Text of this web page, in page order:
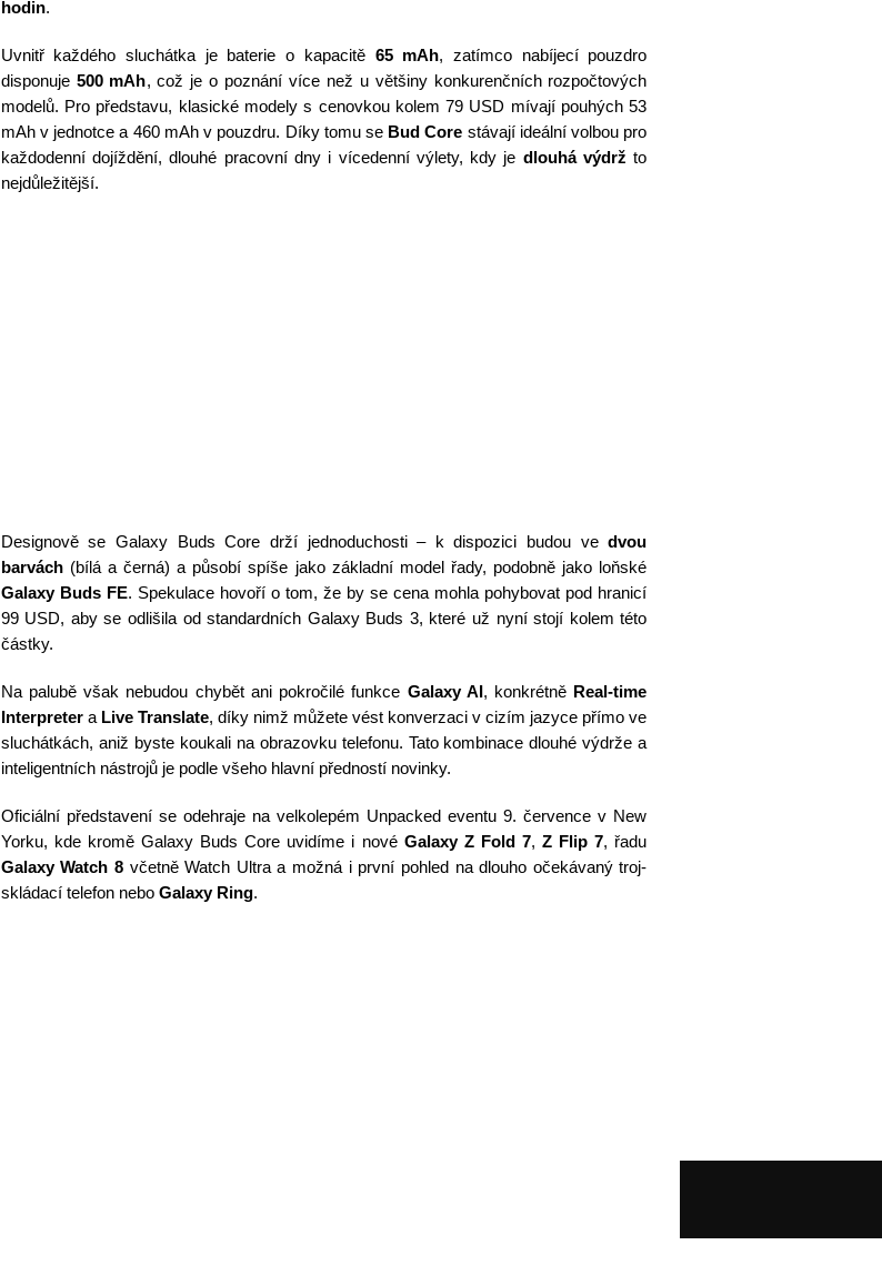
hodin.
Uvnitř každého sluchátka je baterie o kapacitě 65 mAh, zatímco nabíjecí pouzdro
disponuje 500 mAh, což je o poznání více než u většiny konkurenčních rozpočtových
modelů. Pro představu, klasické modely s cenovkou kolem 79 USD mívají pouhých 53
mAh v jednotce a 460 mAh v pouzdru. Díky tomu se Bud Core stávají ideální volbou pro
každodenní dojíždění, dlouhé pracovní dny i vícedenní výlety, kdy je dlouhá výdrž to
nejdůležitější.
Designově se Galaxy Buds Core drží jednoduchosti – k dispozici budou vedvou
barvách(bílá a černá) a působí spíše jako základní model řady, podobně jako loňské
Galaxy Buds FE. Spekulace hovoří o tom, že by se cena mohla pohybovat pod hranicí
99 USD, aby se odlišila od standardních Galaxy Buds 3, které už nyní stojí kolem této
částky.
Na palubě však nebudou chybět ani pokročilé funkce Galaxy AI, konkrétně Real-time
Interpretera Live Translate, díky nimž můžete vést konverzaci v cizím jazyce přímo ve
sluchátkách, aniž byste koukali na obrazovku telefonu. Tato kombinace dlouhé výdrže a
inteligentních nástrojů je podle všeho hlavní předností novinky.
Oficiální představení se odehraje na velkolepém Unpacked eventu 9. července v New
Yorku, kde kromě Galaxy Buds Core uvidíme i nové Galaxy Z Fold 7,Z Flip 7, řadu
Galaxy Watch 8včetně Watch Ultra a možná i první pohled na dlouho očekávaný troj-
skládací telefon nebo Galaxy Ring.